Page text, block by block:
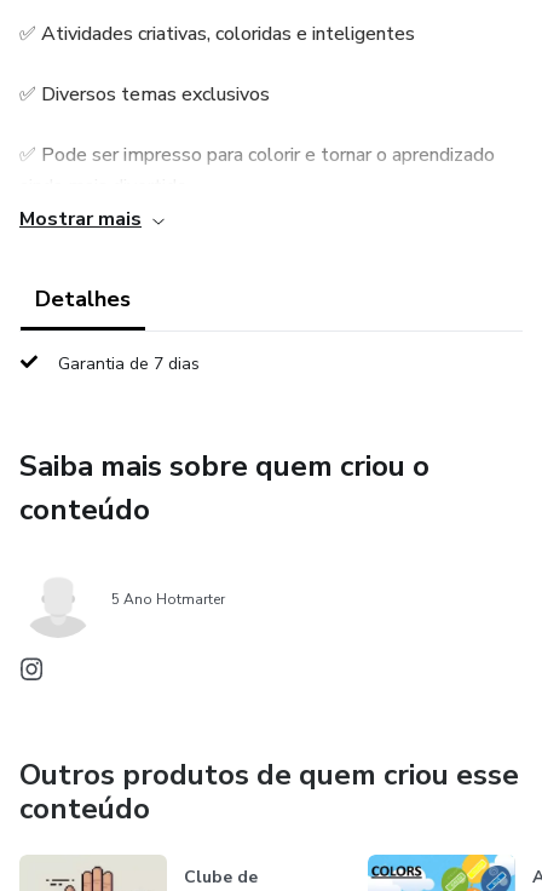
✅ Atividades criativas, coloridas e inteligentes
✅ Diversos temas exclusivos
✅ Pode ser impresso para colorir e tornar o aprendizado
o aprendizado e proporcionar um desenvolvimento incrível
Mostrar mais
Detalhes
Garantia de 7 dias
Saiba mais sobre quem criou o
conteúdo
5 Ano Hotmarter
Outros produtos de quem criou esse
conteúdo
Clube de